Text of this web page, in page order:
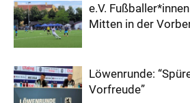
e.V.
Mitten in der
Löwenrunde:
Vorfreude”